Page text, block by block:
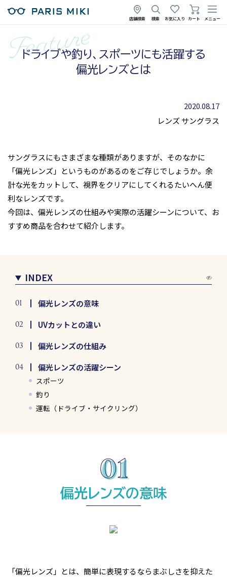
店舗検索 検索 お気に入り カート メニュー
ドライブや釣り、スポーツにも活躍する
偏光レンズとは
2020.08.17
レンズサングラス
サングラスにもさまざまな種類がありますが、そのなかに
「偏光レンズ」というものがあるのをご存じでしょうか。余
計な光をカットして、視界をクリアにしてくれるたいへん便
利なレンズです。
今回は、偏光レンズの仕組みや実際の活躍シーンについて、お
すすめ商品を合わせて紹介します。
INDEX
偏光レンズの意味
UVカットとの違い
偏光レンズの仕組み
偏光レンズの活躍シーン
スポーツ
釣り
運転（ドライブ・サイクリング）
偏光レンズの意味
「偏光レンズ」とは、簡単に表現するならまぶしさを抑えた